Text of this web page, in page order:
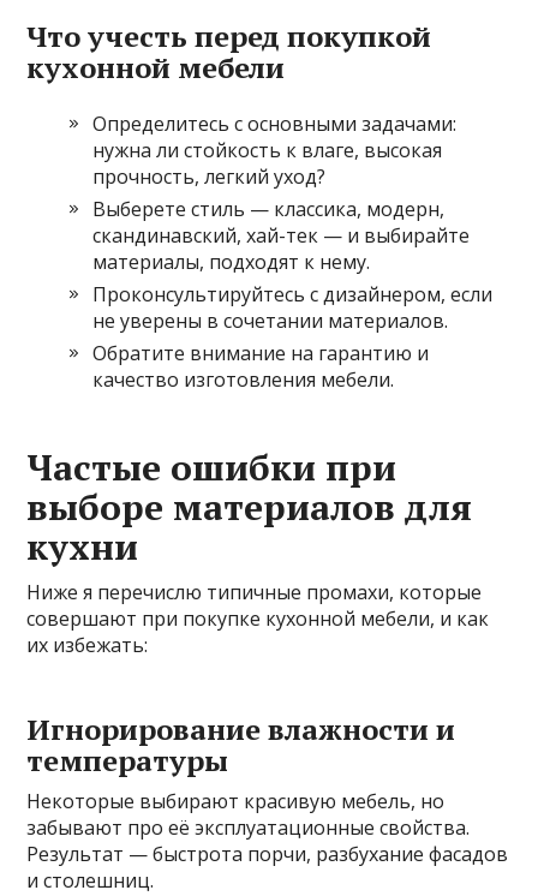
Что учесть перед покупкой
кухонной мебели
Определитесь с основными задачами:
нужна ли стойкость к влаге, высокая
прочность, легкий уход?
Выберете стиль — классика, модерн,
скандинавский, хай-тек — и выбирайте
материалы, подходят к нему.
Проконсультируйтесь с дизайнером, если
не уверены в сочетании материалов.
Обратите внимание на гарантию и
качество изготовления мебели.
Частые ошибки при
выборе материалов для
кухни
Ниже я перечислю типичные промахи, которые
совершают при покупке кухонной мебели, и как
их избежать:
Игнорирование влажности и
температуры
Некоторые выбирают красивую мебель, но
забывают про её эксплуатационные свойства.
Результат — быстрота порчи, разбухание фасадов
и столешниц.